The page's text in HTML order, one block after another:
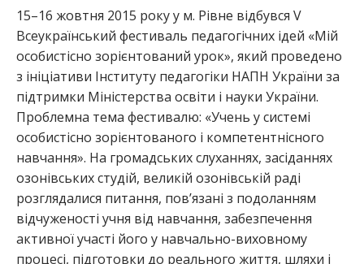
15–16 жовтня 2015 року у м. Рівне відбувся V
Всеукраїнський фестиваль педагогічних ідей «Мій
особистісно зорієнтований урок», який проведено
з ініціативи Інституту педагогіки НАПН України за
підтримки Міністерства освіти і науки України.
Проблемна тема фестивалю: «Учень у системі
особистісно зорієнтованого і компетентнісного
навчання». На громадських слуханнях, засіданнях
озонівських студій, великій озонівській раді
розглядалися питання, пов’язані з подоланням
відчуженості учня від навчання, забезпечення
активної участі його у навчально-виховному
процесі, підготовки до реального життя, шляхи і